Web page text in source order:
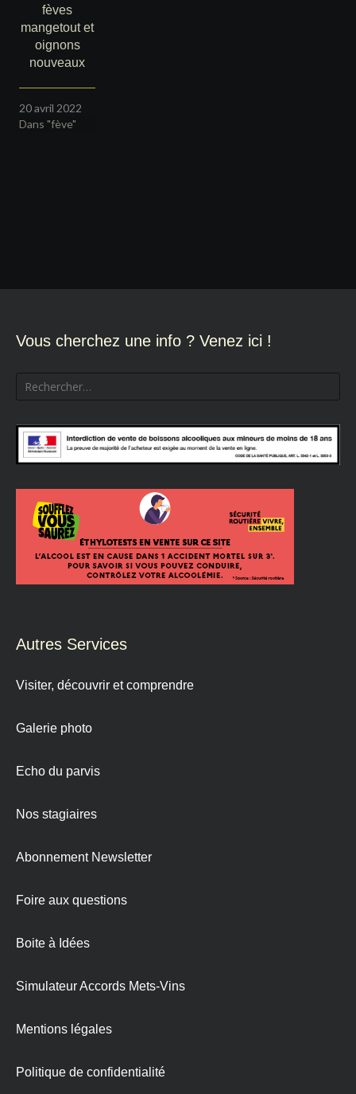
fèves
mangetout et
oignons
nouveaux
20 avril 2022
Dans "fève"
Vous cherchez une info ? Venez ici !
Rechercher :
Autres Services
Visiter, découvrir et comprendre
Galerie photo
Echo du parvis
Nos stagiaires
Abonnement Newsletter
Foire aux questions
Boite à Idées
Simulateur Accords Mets-Vins
Mentions légales
Politique de confidentialité